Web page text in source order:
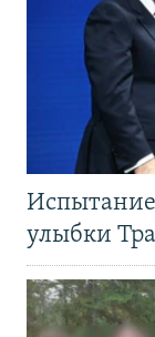
улыбки